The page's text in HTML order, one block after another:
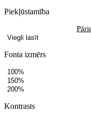
Piekļūstamība
Viegli lasīt
Fonta izmērs
100%
150%
200%
Kontrasts